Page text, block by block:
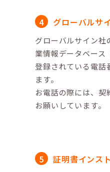
グローバルサ
グローバルサイン社
業情報データベース
登録されている電話
ます。
お電話の際には、契
お願いしています。
証明書インス